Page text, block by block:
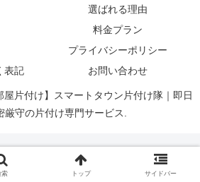
選ばれる理由
料金プラン
プライバシーポリシー
表記
お問い合わせ
片付け】スマートタウン片付け隊｜即日
厳守の片付け専門サービス.
索 トップ サイドバー